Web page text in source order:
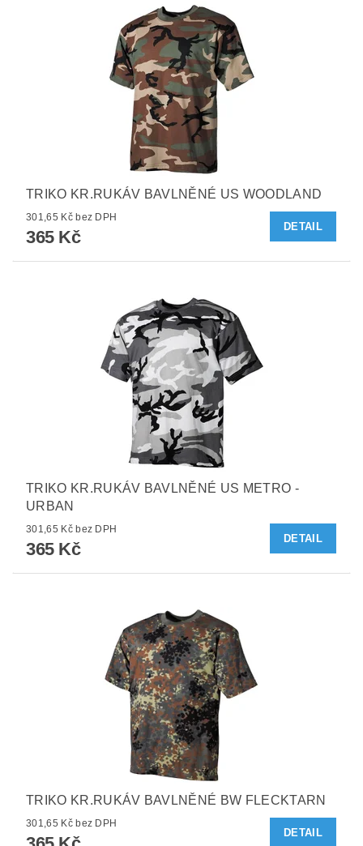
TRIKO KR.RUKÁV BAVLNĚNÉ US WOODLAND
301,65 Kč bez DPH
365 Kč
DETAIL
TRIKO KR.RUKÁV BAVLNĚNÉ US METRO -
URBAN
301,65 Kč bez DPH
365 Kč
DETAIL
TRIKO KR.RUKÁV BAVLNĚNÉ BW FLECKTARN
301,65 Kč bez DPH
DETAIL